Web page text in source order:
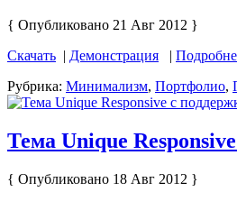
{ Опубликовано 21 Авг 2012 }
Скачать
Демонстрация
Рубрика: Минимализм, Портфолио,
Тема Unique
{ Опубликовано 18 Авг 2012 }